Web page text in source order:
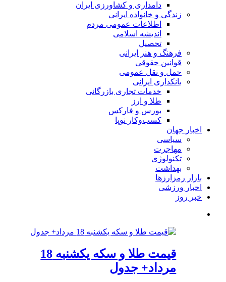
دامداری و کشاورزی ایران
زندگی و خانواده ایرانی
اطلاعات عمومی مردم
اندیشه اسلامی
تحصیل
فرهنگ و هنر ایرانی
قوانین حقوقی
حمل و نقل عمومی
بانکداری ایرانی
خدمات تجاری بازرگانی
طلا و ارز
بورس و فارکس
کسب‌وکار نوپا
اخبار جهان
سیاسی
مهاجرت
تکنولوژی
بهداشت
بازار رمزارزها
اخبار ورزشی
خبر روز
قیمت طلا و سکه یکشنبه 18
مرداد+ جدول